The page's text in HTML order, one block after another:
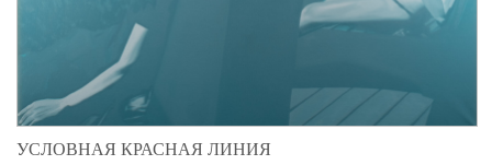
УСЛОВНАЯ КРАСНАЯ ЛИНИЯ